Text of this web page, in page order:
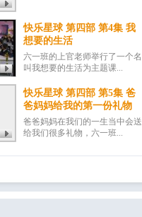
快乐星球 第四部 第4集 我
想要的生活
六一班的上官老师举行了一个名
叫我想要的生活为主题课...
快乐星球 第四部 第5集 爸
爸妈妈给我的第一份礼物
爸爸妈妈在我们的一生当中会送
给我们很多礼物，六一班...